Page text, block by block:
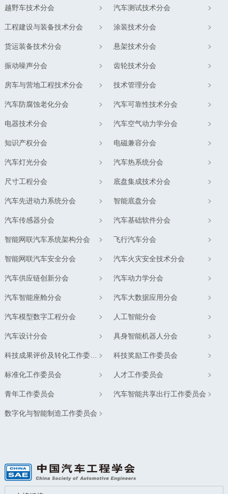
越野车技术分会 汽车测试技术分会
工程建设与装备技术分会 涂装技术分会
货运装备技术分会 悬架技术分会
振动噪声分会 齿轮技术分会
房车与营地工程技术分会 技术管理分会
汽车防腐蚀老化分会 汽车可靠性技术分会
电器技术分会 汽车空气动力学分会
知识产权分会 电磁兼容分会
汽车灯光分会 汽车热系统分会
尺寸工程分会 底盘集成技术分会
汽车先进动力系统分会 智能底盘分会
汽车传感器分会 汽车基础软件分会
智能网联汽车系统架构分会 飞行汽车分会
智能网联汽车安全分会 汽车火灾安全技术分会
汽车供应链创新分会 汽车动力学分会
汽车智能座舱分会 汽车大数据应用分会
汽车模型数字工程分会 人工智能分会
汽车设计分会 具身智能机器人分会
科技成果评价及转化工作委员会 科技奖励工作委员会
标准化工作委员会 人才工作委员会
青年工作委员会 汽车智能共享出行工作委员会
数字化与智能制造工作委员会